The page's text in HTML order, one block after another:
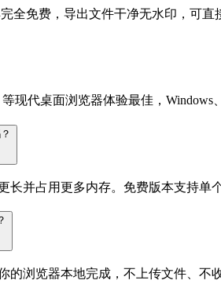
全免费，导出文件干净无水印，可直
等现代桌面浏览器体验最佳，Windows
长并占用更多内存。免费版本支持单
的浏览器本地完成，不上传文件、不